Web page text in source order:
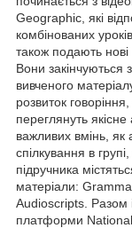
Geographic, які
комбінованих
також подають нові
Вони закінчуються
вивченого
розвиток
переглянуть
важливих вмінь, як
спілкування в
підручника
матеріали:
Audioscripts. Разом
платформи National